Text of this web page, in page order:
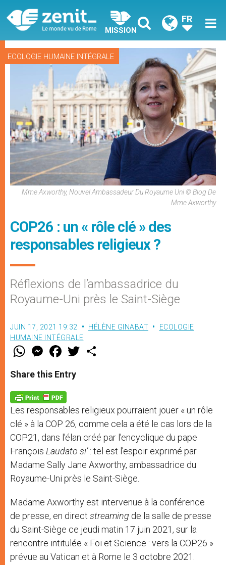
MISSION
FR
ECOLOGIE HUMAINE INTÉGRALE
Mme Axworthy, Nouvel Ambassadeur Du Royaume Uni © Blog De
Mme Axworthy
COP26 : un « rôle clé » des
responsables religieux ?
Réflexions de l’ambassadrice du
Royaume-Uni près le Saint-Siège
JUIN 17, 2021 19:32 HÉLÈNE GINABAT
ECOLOGIE
HUMAINE INTÉGRALE
W
t
s
p
p
M
e
s
e
g
e
r
F
a
e
b
o
k
w
Share this Entry
Les responsables religieux pourraient jouer « un rôle
clé » à la COP 26, comme cela a été le cas lors de la
COP21, dans l’élan créé par l’encyclique du pape
François Laudato si’: tel est l’espoir exprimé par
Madame Sally Jane Axworthy, ambassadrice du
Royaume-Uni près le Saint-Siège.
Madame Axworthy est intervenue à la conférence
de presse, en direct streaming de la salle de presse
du Saint-Siège ce jeudi matin 17 juin 2021, sur la
rencontre intitulée « Foi et Science : vers la COP26 »
prévue au Vatican et à Rome le 3 octobre 2021.